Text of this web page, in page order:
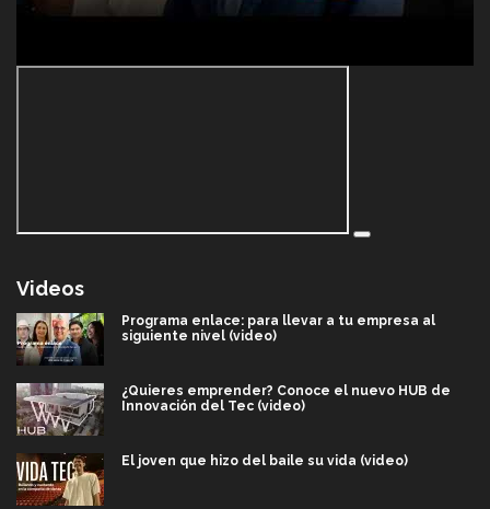
Videos
Programa enlace: para llevar a tu empresa al
siguiente nivel (video)
¿Quieres emprender? Conoce el nuevo HUB de
Innovación del Tec (video)
El joven que hizo del baile su vida (video)